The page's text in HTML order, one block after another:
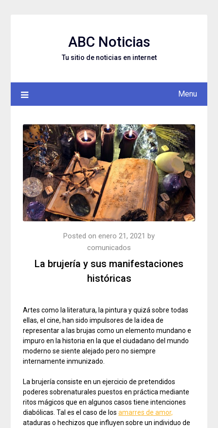
ABC Noticias
Tu sitio de noticias en internet
Menu
La brujería y sus manifestaciones
históricas
Posted on enero 21, 2021 by
comunicados
Artes como la literatura, la pintura y quizá sobre todas
ellas, el cine, han sido impulsores de la idea de
representar a las brujas como un elemento mundano e
impuro en la historia en la que el ciudadano del mundo
moderno se siente alejado pero no siempre
internamente inmunizado.
La brujería consiste en un ejercicio de pretendidos
poderes sobrenaturales puestos en práctica mediante
ritos mágicos que en algunos casos tiene intenciones
diabólicas. Tal es el caso de losamarres de amor,
ataduras o hechizos que influyen sobre un individuo de